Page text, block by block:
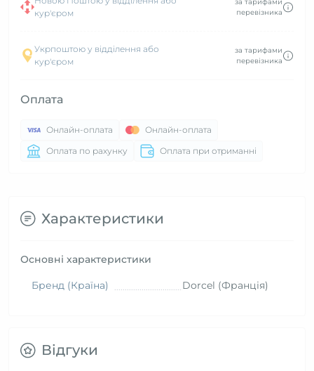
кур'єром
перевізника
Укрпоштою у відділення або
кур'єром
за тарифами
перевізника
Оплата
Онлайн-оплата
Онлайн-оплата
Оплата по рахунку
Оплата при отриманні
Характеристики
Основні характеристики
Бренд (Країна) Dorcel (Франція)
Відгуки